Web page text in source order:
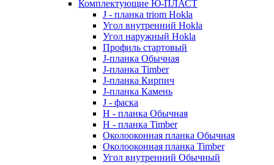
Комплектующие Ю-ПЛАСТ
J - планка triom Hokla
Угол внутренний Hokla
Угол наружный Hokla
Профиль стартовый
J-планка Обычная
J-планка Timber
J-планка Кирпич
J-планка Камень
J - фаска
Н - планка Обычная
Н - планка Timber
Околооконная планка Обычная
Околооконная планка Timber
Угол внутренний Обычный